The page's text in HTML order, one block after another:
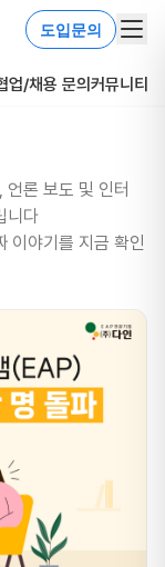
도입문의
업/채용 문의커뮤니티
론 보도 및 인터
니다
이야기를 지금 확인